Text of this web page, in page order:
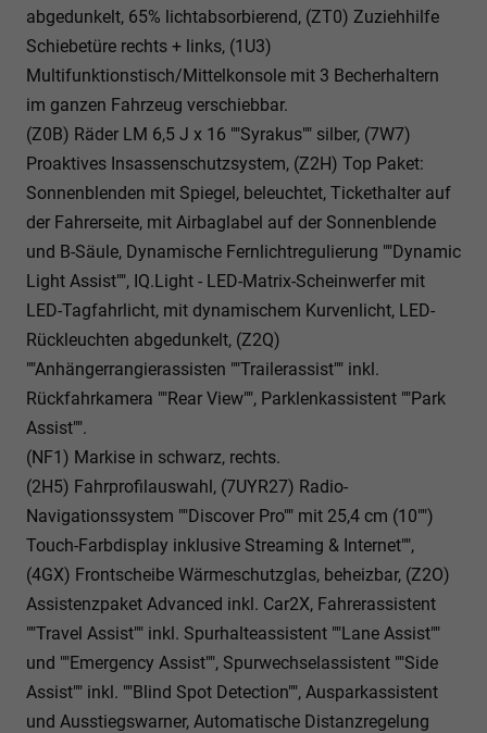
abgedunkelt, 65% lichtabsorbierend, (ZT0) Zuziehhilfe
Schiebetüre rechts + links, (1U3)
Multifunktionstisch/Mittelkonsole mit 3 Becherhaltern
im ganzen Fahrzeug verschiebbar.
(Z0B) Räder LM 6,5 J x 16 ""Syrakus"" silber, (7W7)
Proaktives Insassenschutzsystem, (Z2H) Top Paket:
Sonnenblenden mit Spiegel, beleuchtet, Tickethalter auf
der Fahrerseite, mit Airbaglabel auf der Sonnenblende
und B-Säule, Dynamische Fernlichtregulierung ""Dynamic
Light Assist"", IQ.Light - LED-Matrix-Scheinwerfer mit
LED-Tagfahrlicht, mit dynamischem Kurvenlicht, LED-
Rückleuchten abgedunkelt, (Z2Q)
""Anhängerrangierassisten ""Trailerassist"" inkl.
Rückfahrkamera ""Rear View"", Parklenkassistent ""Park
Assist"".
(NF1) Markise in schwarz, rechts.
(2H5) Fahrprofilauswahl, (7UYR27) Radio-
Navigationssystem ""Discover Pro"" mit 25,4 cm (10"")
Touch-Farbdisplay inklusive Streaming & Internet"",
(4GX) Frontscheibe Wärmeschutzglas, beheizbar, (Z2O)
Assistenzpaket Advanced inkl. Car2X, Fahrerassistent
""Travel Assist"" inkl. Spurhalteassistent ""Lane Assist""
und ""Emergency Assist"", Spurwechselassistent ""Side
Assist"" inkl. ""Blind Spot Detection"", Ausparkassistent
und Ausstiegswarner, Automatische Distanzregelung